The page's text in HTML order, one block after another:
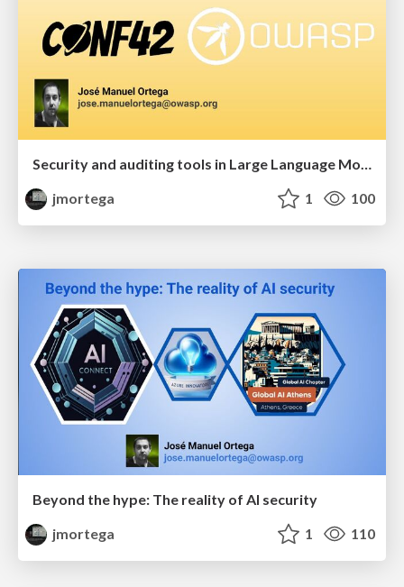
jmortega
1 100
Beyond the hype: The reality of AI security
jmortega
1 110